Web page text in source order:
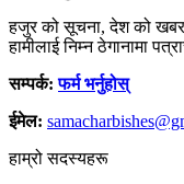
हजुर को सूचना, देश को
हामीलाई निम्न ठेगानामा
सम्पर्क:फर्म भर्नुहोस्
ईमेल:
हाम्रो सदस्यहरू